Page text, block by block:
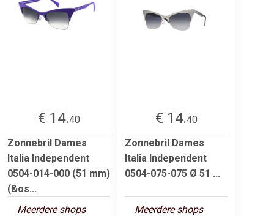
€ 14.40
Zonnebril Dames
Italia Independent
0504-014-000 (51 mm)
(&os...
Meerdere shops
€ 14.40
Zonnebril Dames
Italia Independent
0504-075-075 Ø 51 ...
Meerdere shops